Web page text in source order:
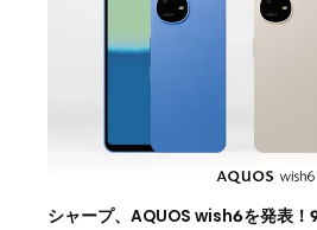
シャープ、AQUOS wish6を発表！